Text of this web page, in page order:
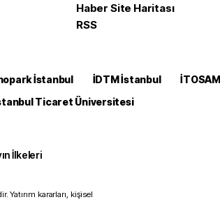
Haber Site Haritası
RSS
İstanbul İDTM İstanbul İTOSAM
Ticaret Üniversitesi
İlkeleri
Yatırım kararları, kişisel